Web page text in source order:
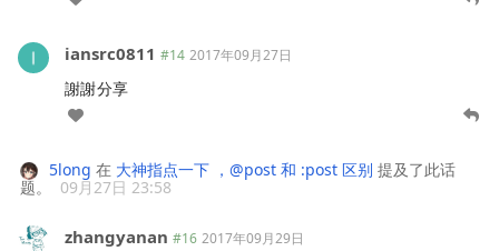
iansrc0811 #14 2017年09月27日
謝謝分享
5long 在 大神指点一下 ，@post 和 :post 区别 提及了此话
题。
09月27日 23:58
zhangyanan #16 2017年09月29日